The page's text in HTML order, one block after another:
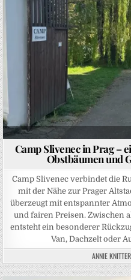
Camp Slivenec in Prag –
Obstbäumen und
Camp Slivenec verbindet die
mit der Nähe zur Prager
überzeugt mit entspannter
und fairen Preisen. Zwischen
entsteht ein besonderer
Van, Dachzelt oder
ANNIE KNITTER